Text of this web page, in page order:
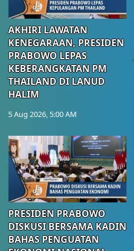
AKHIRI LAWATAN
KENEGARAAN, PRESIDEN
PRABOWO LEPAS
KEBERANGKATAN PM
THAILAND DI LANUD
HALIM
5 Aug 2026, 5:00 AM
PRESIDEN PRABOWO
DISKUSI BERSAMA KADIN
BAHAS PENGUATAN